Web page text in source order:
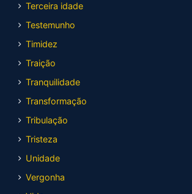
Terceira idade
Testemunho
Timidez
Traição
Tranquilidade
Transformação
Tribulação
Tristeza
Unidade
Vergonha